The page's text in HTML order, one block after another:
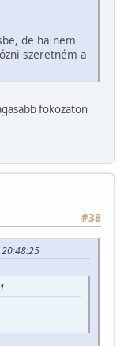
de ha nem
szeretném a
fokozaton
#38